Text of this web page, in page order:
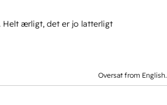
Helt ærligt, det er jo latterligt
Oversat from English.